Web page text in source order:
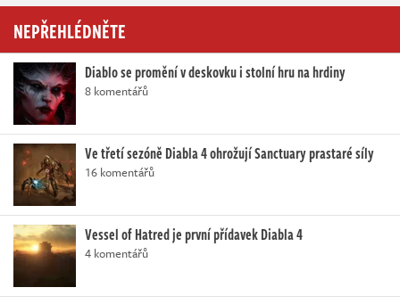
NEPŘEHLÉDNĚTE
Diablo se promění v deskovku i stolní hru na hrdiny
8 komentářů
Ve třetí sezóně Diabla 4 ohrožují Sanctuary prastaré síly
16 komentářů
Vessel of Hatred je první přídavek Diabla 4
4 komentářů